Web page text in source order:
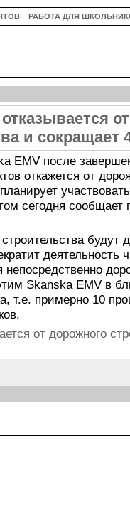
РАБОТА ДЛЯ
и сокращает
EMV после
откажется от
сегодня сообщает
будут
деятельность
Skanska EMV в
т.е. примерно 10
от дорожного